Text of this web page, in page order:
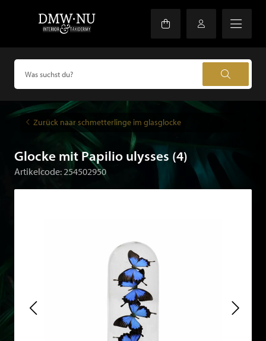
Zurück naar schmetterlinge im glasglocke
Glocke mit Papilio ulysses (4)
Artikelcode: 254502950